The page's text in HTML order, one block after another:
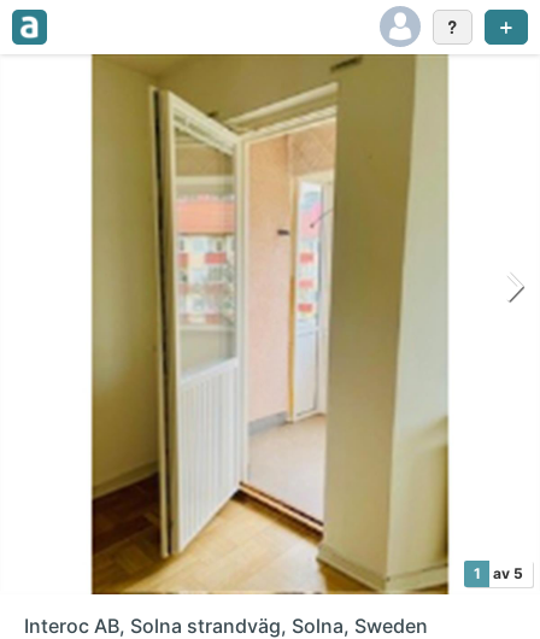
1 av 5
Interoc AB, Solna strandväg, Solna, Sweden